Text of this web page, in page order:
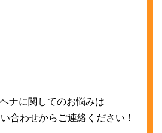
ナに関してのお悩みは
い合わせからご連絡ください！